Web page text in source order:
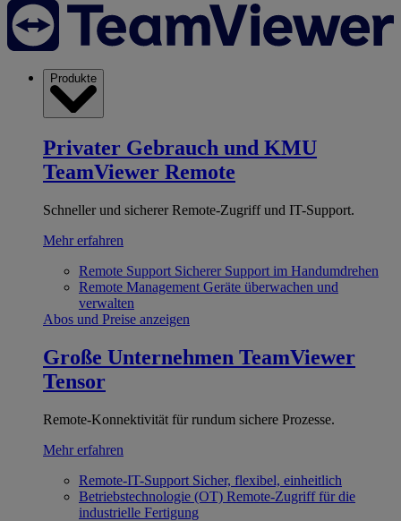
Produkte
Privater Gebrauch und KMU
TeamViewer Remote
Schneller und sicherer Remote-Zugriff und IT-Support.
Mehr erfahren
Remote Support Sicherer Support im Handumdrehen
Remote Management Geräte überwachen und
verwalten
Abos und Preise anzeigen
Große Unternehmen TeamViewer
Tensor
Remote-Konnektivität für rundum sichere Prozesse.
Mehr erfahren
Remote-IT-Support Sicher, flexibel, einheitlich
Betriebstechnologie (OT) Remote-Zugriff für die
industrielle Fertigung